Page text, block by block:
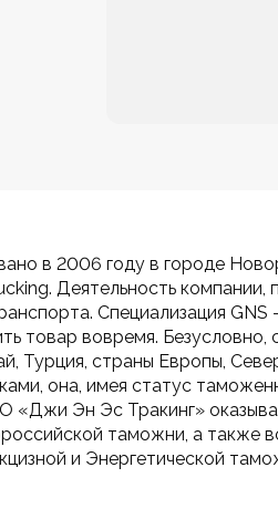
в 2006 году в городе
Деятельность
Специализация
товар вовремя.
Турция, страны Европы,
она, имея статус
«Джи Эн Эс Тракинг»
таможни, а
и Энергетической